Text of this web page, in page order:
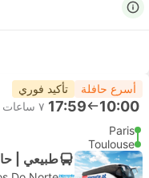
أسرع حافلة تأكيد فوري
10:00
17:59 ٧ ساعات و‫59 دقائق
Paris
Toulouse
طبيعي |